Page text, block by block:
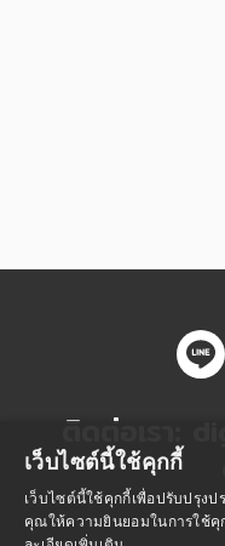
ติดต่อเรา:
เว็บไซต์นี้ใช้คุกกี้
เว็บไซต์นี้ใช้คุกกี้เพื่อปรับปรุง
คุณให้ความยินยอมในการใช้คุ